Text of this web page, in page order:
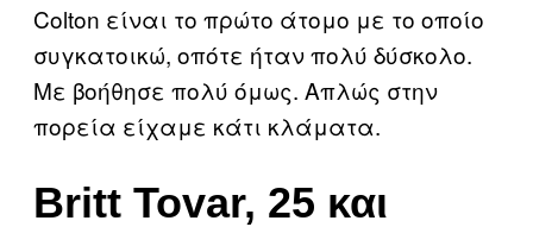
Colton είναι το πρώτο άτομο με το οποίο
συγκατοικώ, οπότε ήταν πολύ δύσκολο.
Με βοήθησε πολύ όμως. Απλώς στην
πορεία είχαμε κάτι κλάματα.
Britt Tovar, 25 και